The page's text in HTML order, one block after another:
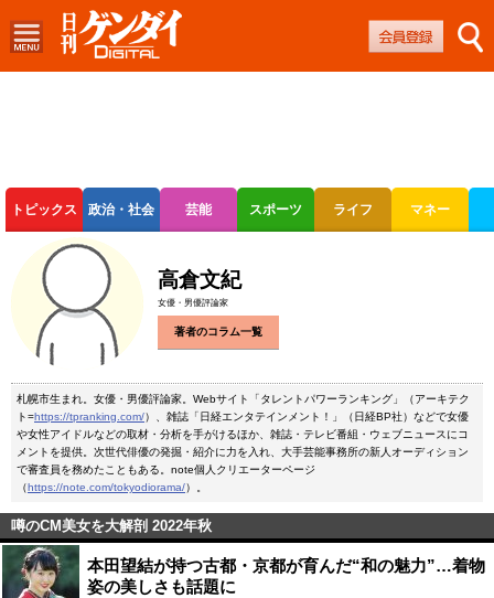
トピックス 政治・社会 芸能 スポーツ ライフ マネー
ボートレース
高倉文紀
女優・男優評論家
著者のコラム一覧
札幌市生まれ。女優・男優評論家。Webサイト「タレントパワーランキング」（アーキテク
ト=https://tpranking.com/）、雑誌「日経エンタテインメント！」（日経BP社）などで女優
や女性アイドルなどの取材・分析を手がけるほか、雑誌・テレビ番組・ウェブニュースにコ
メントを提供。次世代俳優の発掘・紹介に力を入れ、大手芸能事務所の新人オーディション
で審査員を務めたこともある。note個人クリエーターページ
（https://note.com/tokyodiorama/）。
噂のCM美女を大解剖 2022年秋
本田望結が持つ古都・京都が育んだ“和の魅力”…着物
姿の美しさも話題に